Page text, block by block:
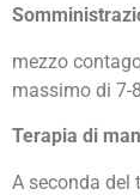
mezzo
massimo di 7-
Terapia di
A seconda del